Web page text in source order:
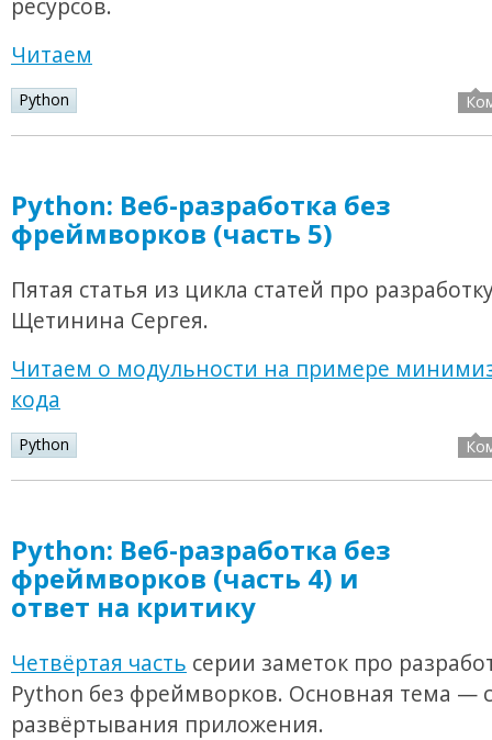
Читаем
Python
Python: Веб-разработка без
фреймворков (часть 5)
Пятая статья из цикла статей про
Щетинина Сергея.
Читаем о модульности на примере
кода
Python
Python: Веб-разработка без
фреймворков (часть 4) и
ответ на критику
Четвёртая часть серии заметок про
Python без фреймворков. Основная тема —
развёртывания приложения.